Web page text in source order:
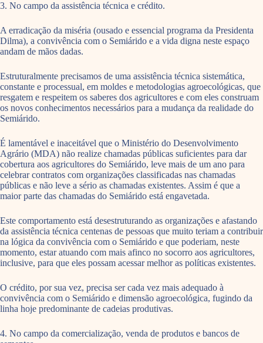
3. No campo da assistência técnica e crédito.
A erradicação da miséria (ousado e essencial programa da Presidenta
Dilma), a convivência com o Semiárido e a vida digna neste espaço
andam de mãos dadas.
Estruturalmente precisamos de uma assistência técnica sistemática,
constante e processual, em moldes e metodologias agroecológicas, que
resgatem e respeitem os saberes dos agricultores e com eles construam
os novos conhecimentos necessários para a mudança da realidade do
Semiárido.
É lamentável e inaceitável que o Ministério do Desenvolvimento
Agrário (MDA) não realize chamadas públicas suficientes para dar
cobertura aos agricultores do Semiárido, leve mais de um ano para
celebrar contratos com organizações classificadas nas chamadas
públicas e não leve a sério as chamadas existentes. Assim é que a
maior parte das chamadas do Semiárido está engavetada.
Este comportamento está desestruturando as organizações e afastando
da assistência técnica centenas de pessoas que muito teriam a contribuir
na lógica da convivência com o Semiárido e que poderiam, neste
momento, estar atuando com mais afinco no socorro aos agricultores,
inclusive, para que eles possam acessar melhor as políticas existentes.
O crédito, por sua vez, precisa ser cada vez mais adequado à
convivência com o Semiárido e dimensão agroecológica, fugindo da
linha hoje predominante de cadeias produtivas.
4. No campo da comercialização, venda de produtos e bancos de